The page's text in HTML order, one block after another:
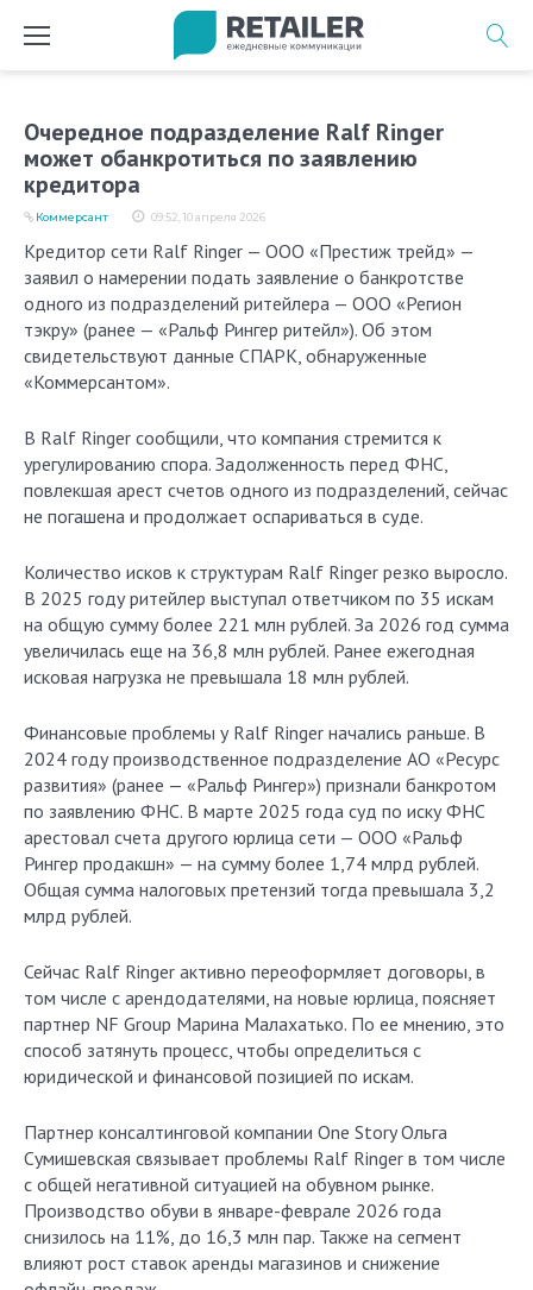
Очередное подразделение Ralf Ringer
может обанкротиться по заявлению
кредитора
09:52, 10 апреля 2026
Коммерсант
Кредитор сети Ralf Ringer — ООО «Престиж трейд» —
заявил о намерении подать заявление о банкротстве
одного из подразделений ритейлера — ООО «Регион
тэкру» (ранее — «Ральф Рингер ритейл»). Об этом
свидетельствуют данные СПАРК, обнаруженные
«Коммерсантом».
В Ralf Ringer сообщили, что компания стремится к
урегулированию спора. Задолженность перед ФНС,
повлекшая арест счетов одного из подразделений, сейчас
не погашена и продолжает оспариваться в суде.
Количество исков к структурам Ralf Ringer резко выросло.
В 2025 году ритейлер выступал ответчиком по 35 искам
на общую сумму более 221 млн рублей. За 2026 год сумма
увеличилась еще на 36,8 млн рублей. Ранее ежегодная
исковая нагрузка не превышала 18 млн рублей.
Финансовые проблемы у Ralf Ringer начались раньше. В
2024 году производственное подразделение АО «Ресурс
развития» (ранее — «Ральф Рингер») признали банкротом
по заявлению ФНС. В марте 2025 года суд по иску ФНС
арестовал счета другого юрлица сети — ООО «Ральф
Рингер продакшн» — на сумму более 1,74 млрд рублей.
Общая сумма налоговых претензий тогда превышала 3,2
млрд рублей.
Сейчас Ralf Ringer активно переоформляет договоры, в
том числе с арендодателями, на новые юрлица, поясняет
партнер NF Group Марина Малахатько. По ее мнению, это
способ затянуть процесс, чтобы определиться с
юридической и финансовой позицией по искам.
Партнер консалтинговой компании One Story Ольга
Сумишевская связывает проблемы Ralf Ringer в том числе
с общей негативной ситуацией на обувном рынке.
Производство обуви в январе-феврале 2026 года
снизилось на 11%, до 16,3 млн пар. Также на сегмент
влияют рост ставок аренды магазинов и снижение